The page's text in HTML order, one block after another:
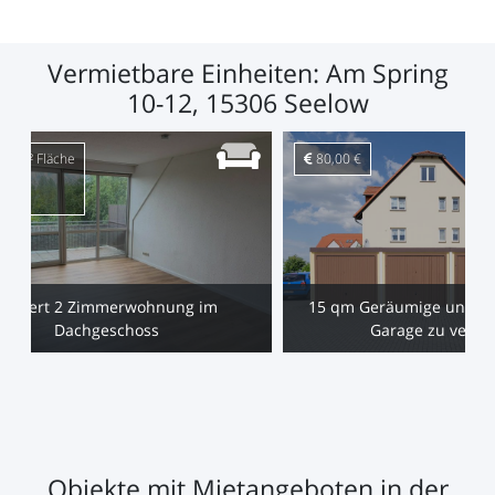
Vermietbare Einheiten: Am Spring
10-12, 15306 Seelow
2 Zimmerwohnung im
Dachgeschoss
m² Fläche
15 qm Geräumige und
Garage zu
80,00 €